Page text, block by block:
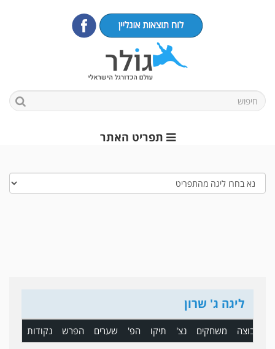
תפריט האתר
ליגה ג' שרון
קבוצה משחקים נצ' תיקו הפ' שערים הפרש נקודות